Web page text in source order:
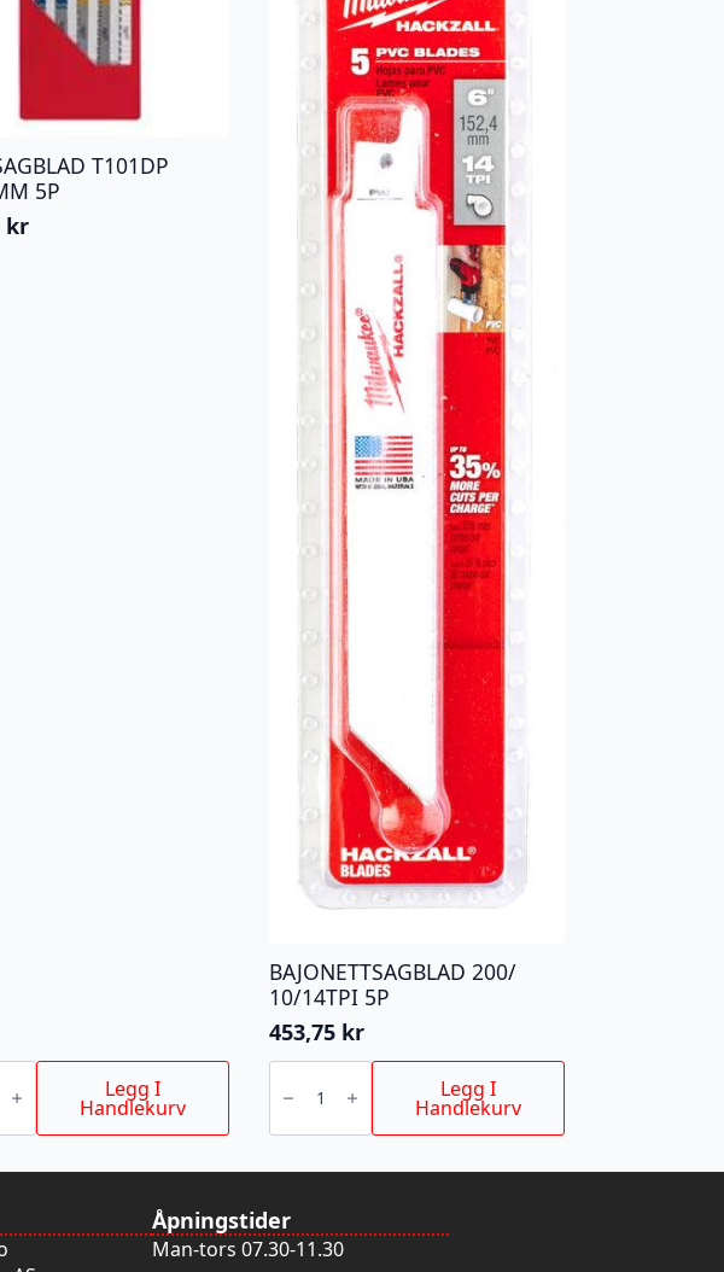
T101DP
5P
kr
Legg I
Handlekurv
BAJONETTSAGBLAD 200/
10/14TPI 5P
453,75 kr
BAJONETTSAGBLAD
10/14TPI
antall
Legg I
Handlekurv
Åpningstider
Man-tors 07.30-11.30